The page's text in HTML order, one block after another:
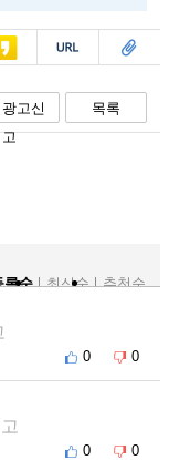
스 복사 스크랩
고신
고
목록
록순
최신순 추천순
0 0
0 0